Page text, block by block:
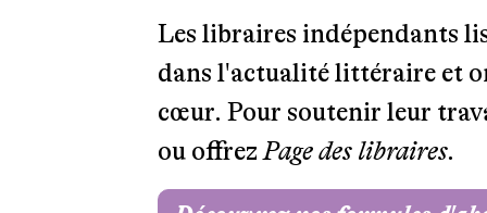
Les libraires indépendants
dans l'actualité littéraire et
cœur. Pour soutenir leur
ou offrezPage des libraires.